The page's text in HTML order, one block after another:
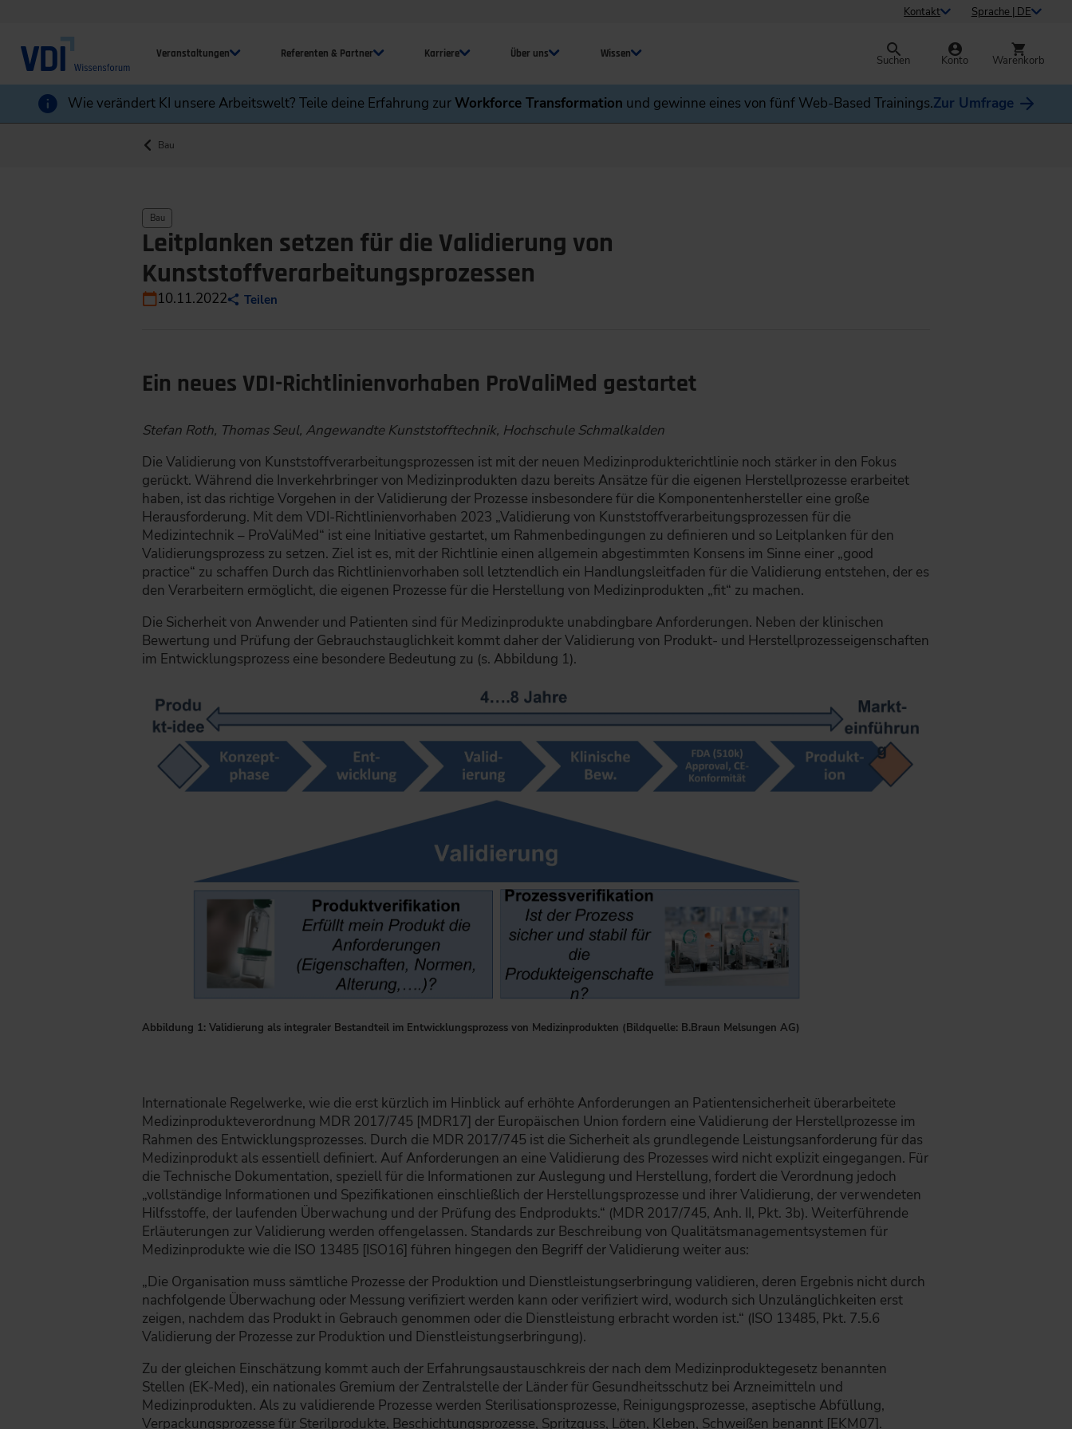
Kontakt Sprache | DE
Veranstaltungen Referenten & Partner Karriere Über uns Wissen Suchen Konto Warenkorb
Wie verändert KI unsere Arbeitswelt? Teile deine Erfahrung zurWorkforce Transformation und gewinne eines von fünf Web-Based Trainings.Zur Umfrage
Bau
Bau
Leitplanken setzen für die Validierung von
Kunststoffverarbeitungsprozessen
10.11.2022 Teilen
Abbildung 1: Validierung als integraler Bestandteil im Entwicklungsprozess von Medizinprodukten (Bildquelle: B.Braun Melsungen AG)
Ein neues VDI-Richtlinienvorhaben ProValiMed gestartet
Stefan Roth, Thomas Seul, Angewandte Kunststofftechnik, Hochschule Schmalkalden
Die Validierung von Kunststoffverarbeitungsprozessen ist mit der neuen Medizinprodukterichtlinie noch stärker in den Fokus
gerückt. Während die Inverkehrbringer von Medizinprodukten dazu bereits Ansätze für die eigenen Herstellprozesse erarbeitet
haben, ist das richtige Vorgehen in der Validierung der Prozesse insbesondere für die Komponentenhersteller eine große
Herausforderung. Mit dem VDI-Richtlinienvorhaben 2023 „Validierung von Kunststoffverarbeitungsprozessen für die
Medizintechnik – ProValiMed“ ist eine Initiative gestartet, um Rahmenbedingungen zu definieren und so Leitplanken für den
Validierungsprozess zu setzen. Ziel ist es, mit der Richtlinie einen allgemein abgestimmten Konsens im Sinne einer „good
practice“ zu schaffen Durch das Richtlinienvorhaben soll letztendlich ein Handlungsleitfaden für die Validierung entstehen, der es
den Verarbeitern ermöglicht, die eigenen Prozesse für die Herstellung von Medizinprodukten „fit“ zu machen.
Die Sicherheit von Anwender und Patienten sind für Medizinprodukte unabdingbare Anforderungen. Neben der klinischen
Bewertung und Prüfung der Gebrauchstauglichkeit kommt daher der Validierung von Produkt- und Herstellprozesseigenschaften
im Entwicklungsprozess eine besondere Bedeutung zu (s. Abbildung 1).
Internationale Regelwerke, wie die erst kürzlich im Hinblick auf erhöhte Anforderungen an Patientensicherheit überarbeitete
Medizinprodukteverordnung MDR 2017/745 [MDR17] der Europäischen Union fordern eine Validierung der Herstellprozesse im
Rahmen des Entwicklungsprozesses. Durch die MDR 2017/745 ist die Sicherheit als grundlegende Leistungsanforderung für das
Medizinprodukt als essentiell definiert. Auf Anforderungen an eine Validierung des Prozesses wird nicht explizit eingegangen. Für
die Technische Dokumentation, speziell für die Informationen zur Auslegung und Herstellung, fordert die Verordnung jedoch
„vollständige Informationen und Spezifikationen einschließlich der Herstellungsprozesse und ihrer Validierung, der verwendeten
Hilfsstoffe, der laufenden Überwachung und der Prüfung des Endprodukts.“ (MDR 2017/745, Anh. II, Pkt. 3b). Weiterführende
Erläuterungen zur Validierung werden offengelassen. Standards zur Beschreibung von Qualitätsmanagementsystemen für
Medizinprodukte wie die ISO 13485 [ISO16] führen hingegen den Begriff der Validierung weiter aus:
„Die Organisation muss sämtliche Prozesse der Produktion und Dienstleistungserbringung validieren, deren Ergebnis nicht durch
nachfolgende Überwachung oder Messung verifiziert werden kann oder verifiziert wird, wodurch sich Unzulänglichkeiten erst
zeigen, nachdem das Produkt in Gebrauch genommen oder die Dienstleistung erbracht worden ist.“ (ISO 13485, Pkt. 7.5.6
Validierung der Prozesse zur Produktion und Dienstleistungserbringung).
Zu der gleichen Einschätzung kommt auch der Erfahrungsaustauschkreis der nach dem Medizinproduktegesetz benannten
Stellen (EK-Med), ein nationales Gremium der Zentralstelle der Länder für Gesundheitsschutz bei Arzneimitteln und
Medizinprodukten. Als zu validierende Prozesse werden Sterilisationsprozesse, Reinigungsprozesse, aseptische Abfüllung,
Verpackungsprozesse für Sterilprodukte, Beschichtungsprozesse, Spritzguss, Löten, Kleben, Schweißen benannt [EKM07].